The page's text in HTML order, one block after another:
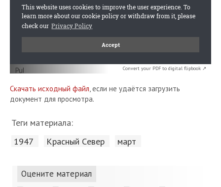
Convert your PDF to digital flipbook ↗
Скачать исходный файл, если не удаётся загрузить
документ для просмотра.
Теги материала:
1947 Красный Cевер март
Оцените материал